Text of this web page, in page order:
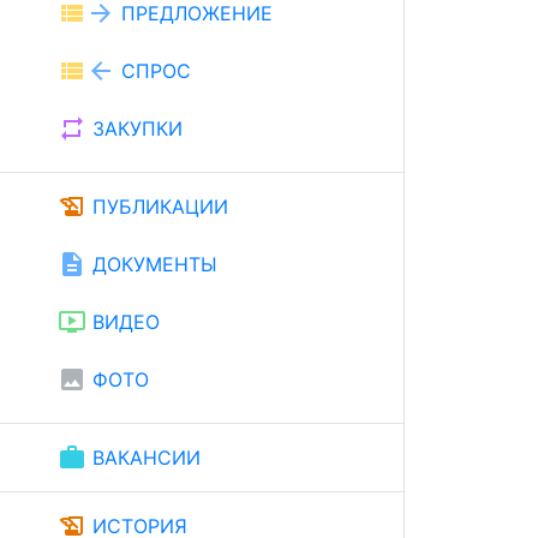
view_list arrow_forward ПРЕДЛОЖЕНИЕ
view_list arrow_back СПРОС
repeat ЗАКУПКИ
history_edu ПУБЛИКАЦИИ
description ДОКУМЕНТЫ
ondemand_video ВИДЕО
image ФОТО
work ВАКАНСИИ
history_edu ИСТОРИЯ